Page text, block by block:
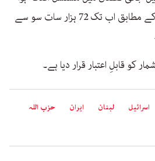
ہے۔ غزہ کی وزارت صحت کے مطابق اب تک 72 ہزار سات سو سے
کو قابلِ اعتبار قرار دیا ہے۔
اسرائیل لبنان ایران
حزب اللہ